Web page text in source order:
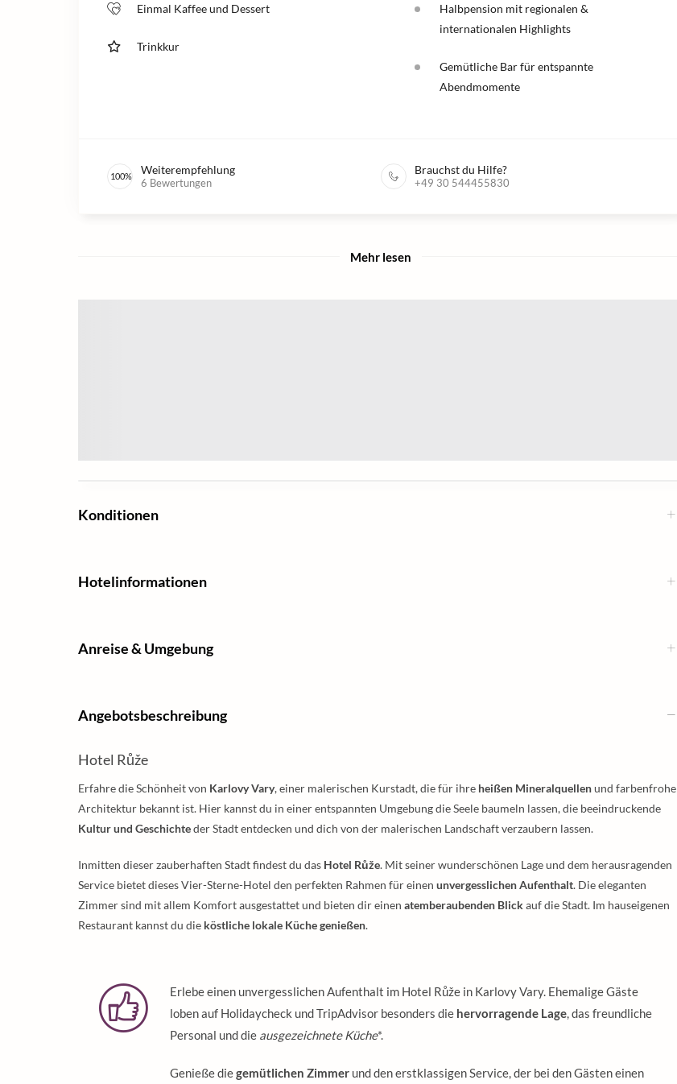
Einmal Kaffee und Dessert
Trinkkur
Halbpension mit regionalen &
internationalen Highlights
Gemütliche Bar für entspannte
Abendmomente
100% Weiterempfehlung
6 Bewertungen
Brauchst du Hilfe?
+49 30 544455830
Mehr lesen
Konditionen
Hotelinformationen
Anreise & Umgebung
Angebotsbeschreibung
Hotel Růže
Erfahre die Schönheit von Karlovy Vary, einer malerischen Kurstadt, die für ihre heißen Mineralquellenund farbenfrohe
Architektur bekannt ist. Hier kannst du in einer entspannten Umgebung die Seele baumeln lassen, die beeindruckende
Kultur und Geschichteder Stadt entdecken und dich von der malerischen Landschaft verzaubern lassen.
Inmitten dieser zauberhaften Stadt findest du das Hotel Růže. Mit seiner wunderschönen Lage und dem herausragenden
Service bietet dieses Vier-Sterne-Hotel den perfekten Rahmen für einen unvergesslichen Aufenthalt. Die eleganten
Zimmer sind mit allem Komfort ausgestattet und bieten dir einen atemberaubenden Blickauf die Stadt. Im hauseigenen
Restaurant kannst du die köstliche lokale Küche genießen.
Erlebe einen unvergesslichen Aufenthalt im Hotel Růže in Karlovy Vary. Ehemalige Gäste
loben auf Holidaycheck und TripAdvisor besonders die hervorragende Lage, das freundliche
Personal und die ausgezeichnete Küche*.
Genieße diegemütlichen Zimmer und den erstklassigen Service, der bei den Gästen einen